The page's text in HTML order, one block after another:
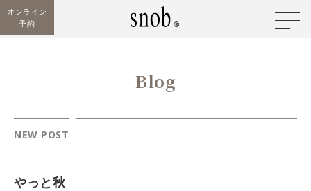
オンライン
予約
Blog
NEW POST
やっと秋